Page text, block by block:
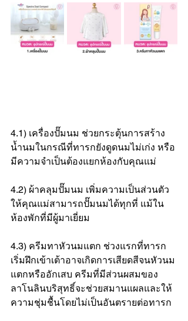
4.1) เครื่องปั๊มนม ช่วยกระตุ้นการสร้าง
น้ำนมในกรณีที่ทารกยังดูดนมไม่เก่ง หรือ
มีความจำเป็นต้องแยกห้องกับคุณแม่
4.2) ผ้าคลุมปั๊มนม เพิ่มความเป็นส่วนตัว
ให้คุณแม่สามารถปั๊มนมได้ทุกที่ แม้ใน
ห้องพักที่มีผู้มาเยี่ยม
4.3) ครีมทาหัวนมแตก ช่วงแรกที่ทารก
เริ่มฝึกเข้าเต้าอาจเกิดการเสียดสีจนหัวนม
แตกหรืออักเสบ ครีมที่มีส่วนผสมของ
ลาโนลินบริสุทธิ์จะช่วยสมานแผลและให้
ความชุ่มชื้นโดยไม่เป็นอันตรายต่อทารก